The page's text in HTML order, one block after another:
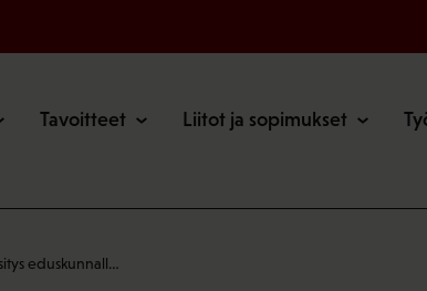
Tavoitteet Liitot ja sopimukset
eduskunnall…